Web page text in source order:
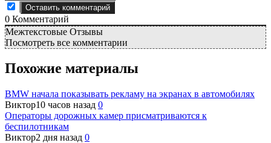
0 Комментарий
Межтекстовые Отзывы
Посмотреть все комментарии
Похожие материалы
BMW начала показывать рекламу на экранах в автомобилях
Виктор10 часов назад 0
Операторы дорожных камер присматриваются к
беспилотникам
Виктор2 дня назад 0